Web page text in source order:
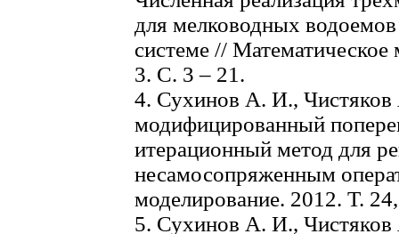
для мелководных
системе //
3. С. 3 – 21.
4. Сухинов А. И.,
модифицированный
итерационный метод для
несамосопряженным
моделирование. 2012. Т.
5. Сухинов А. И., Чистяков